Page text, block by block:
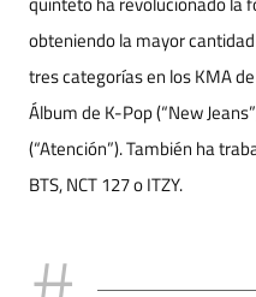
obteniendo la mayor
tres categorías en los KMA
Álbum de K-Pop (“New
(“Atención”). También ha
BTS, NCT 127 o ITZY.